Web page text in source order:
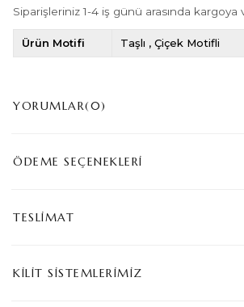
Siparişleriniz 1-4 iş günü arasında kargoya
Ürün Motifi Taşlı Çiçek Motifli
YORUMLAR(0)
ÖDEME SEÇENEKLERI
TESLIMAT
KILIT SISTEMLERIMIZ